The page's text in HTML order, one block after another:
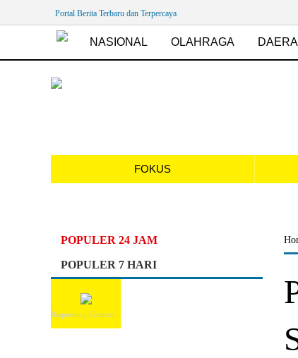
Portal Berita Terbaru dan Terpercaya
NASIONAL OLAHRAGA
FOKUS
POPULER 24 JAM
POPULER 7 HARI
Requesting Content...